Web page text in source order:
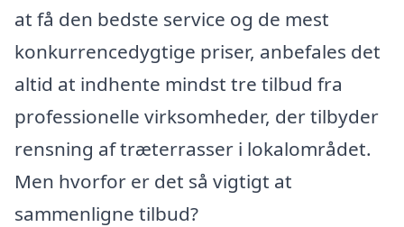
at få den bedste service og de mest
konkurrencedygtige priser, anbefales det
altid at indhente mindst tre tilbud fra
professionelle virksomheder, der tilbyder
rensning af træterrasser i lokalområdet.
Men hvorfor er det så vigtigt at
sammenligne tilbud?